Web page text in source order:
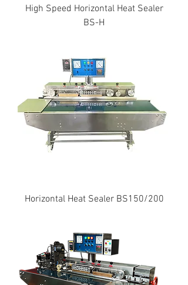
High Speed Horizontal Heat Sealer
BS-H
Horizontal Heat Sealer BS150/200